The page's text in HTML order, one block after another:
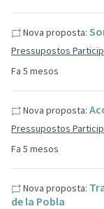
Fa 5 mesos
Nova proposta:
Pressupostos
Fa 5 mesos
Nova proposta:
Pressupostos
Nova proposta:
de la Pobla